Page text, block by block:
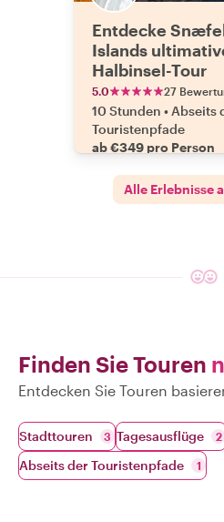
Entdecke
Islands
Halbinsel-Tour
5.0 27
10 Stunden • Abseits
Touristenpfade
ab €349 pro Person
Alle Erlebnisse
Finden Sie Touren
Entdecken Sie Touren
Stadttouren 3 Tagesausflüge 2
Abseits der Touristenpfade 1